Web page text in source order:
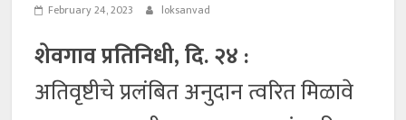
February 24, 2023
loksanvad
शेवगाव प्रतिनिधी, दि. २४ :
अतिवृष्टीचे प्रलंबित अनुदान त्वरित मिळावे